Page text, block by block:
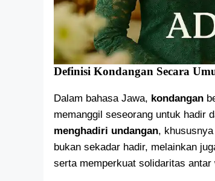
Definisi Kondangan Secara
Dalam bahasa Jawa, kondangan
memanggil seseorang untuk hadir
menghadiri undangan,
bukan sekadar hadir, melainkan
serta memperkuat solidaritas antar